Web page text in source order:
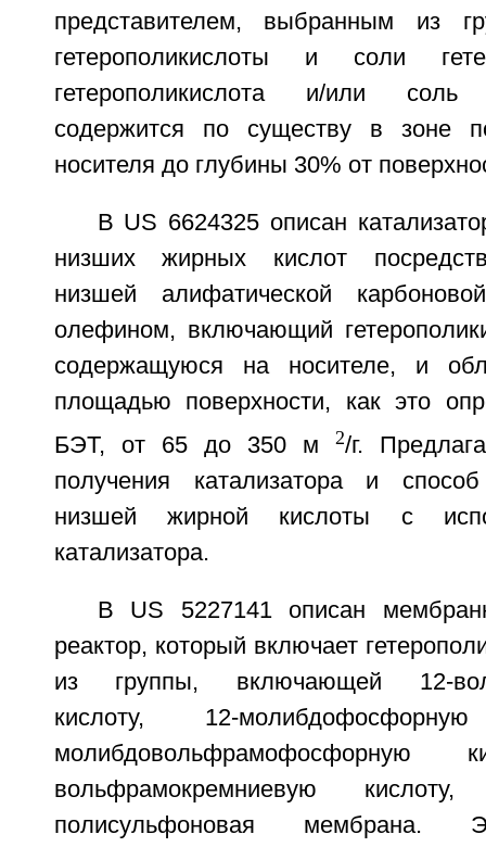
представителем, выбранным из
гетерополикислоты и соли
гетерополикислота и/или соль
содержится по существу в зоне
носителя до глубины 30% от
В US 6624325 описан
низших жирных кислот
низшей алифатической
олефином, включающий
содержащуюся на носителе, и
площадью поверхности, как это
БЭТ, от 65 до 350 м 2/г.
получения катализатора и
низшей жирной кислоты с
катализатора.
В US 5227141 описан
реактор, который включает
из группы, включающей 12-
кислоту, 12-
вольфрамокремниевую
полисульфоновая мембрана.